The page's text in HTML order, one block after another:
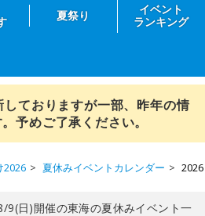
夏祭り
イベント
ランキング
ておりますが一部、昨年の情
予めご了承ください。
2026 夏休みイベントカレンダー
9(日)開催の東海の夏休みイベント一